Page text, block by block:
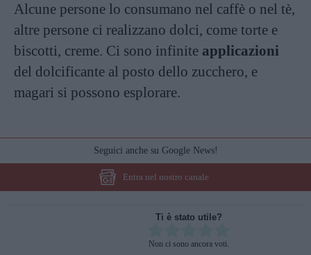
Alcune persone lo consumano nel caffè o nel tè,
altre persone ci realizzano dolci, come torte e
biscotti, creme. Ci sono infinite applicazioni
del dolcificante al posto dello zucchero, e
magari si possono esplorare.
Seguici anche su Google News!
Entra nel nostro canale
Ti è stato utile?
Non ci sono ancora voti.